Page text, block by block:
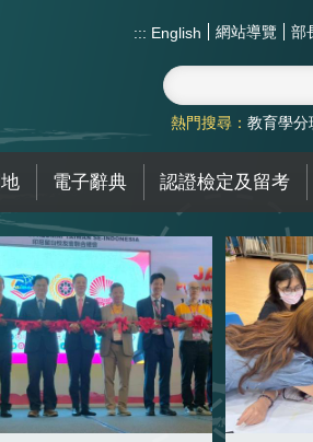
::: English 網站導覽 部
熱門搜尋： 教育學分
電子辭典 認證檢定及留考